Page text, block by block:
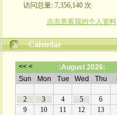
访问总量: 7,356,140 次
点击查看我的个人资料
Calendar